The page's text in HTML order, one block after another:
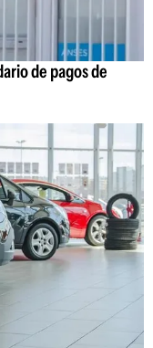
de pagos de